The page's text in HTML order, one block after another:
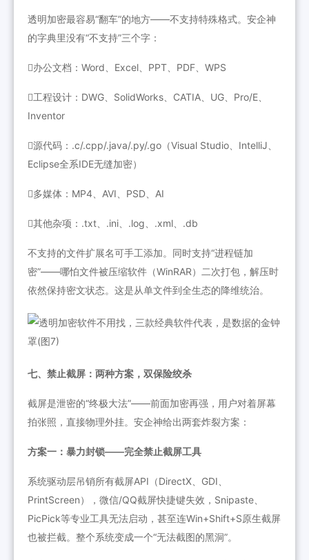
透明加密最容易“翻车”的地方——不支持特殊格式。安企神
的字典里没有“不支持”三个字：
办公文档：Word、Excel、PPT、PDF、WPS
工程设计：DWG、SolidWorks、CATIA、UG、Pro/E、
Inventor
源代码：.c/.cpp/.java/.py/.go（Visual Studio、IntelliJ、
Eclipse全系IDE无缝加密）
多媒体：MP4、AVI、PSD、AI
其他杂项：.txt、.ini、.log、.xml、.db
不支持的文件扩展名可手工添加。同时支持“进程链加
密”——哪怕文件被压缩软件（WinRAR）二次打包，解压时
依然保持密文状态。这是从单文件到全生态的降维统治。
七、禁止截屏：两种方案，双保险绞杀
截屏是泄密的“终极大法”——前面加密再强，用户对着屏幕
拍张照，直接物理外挂。安企神给出两套炸裂方案：
方案一：暴力封锁——完全禁止截屏工具
系统驱动层吊销所有截屏API（DirectX、GDI、
PrintScreen），微信/QQ截屏快捷键失效，Snipaste、
PicPick等专业工具无法启动，甚至连Win+Shift+S原生截屏
也被拦截。整个系统变成一个“无法截图的黑洞”。